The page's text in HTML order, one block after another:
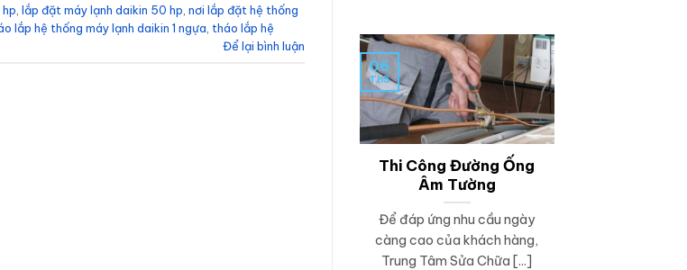
lắp đặt máy lạnh daikin 50 hp nơi lắp đặt hệ thống
lắp hệ thống máy lạnh daikin 1 ngựa tháo lắp hệ
Để lại bình luận
Thi Công Đường Ống
Âm Tường
Để đáp ứng nhu cầu ngày
càng cao của khách hàng,
Trung Tâm Sửa Chữa [...]
06
Th5